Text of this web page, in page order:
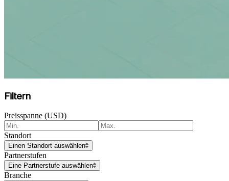
Filtern
Preisspanne (USD)
Standort
Einen Standort auswählen
Partnerstufen
Eine Partnerstufe auswählen
Branche